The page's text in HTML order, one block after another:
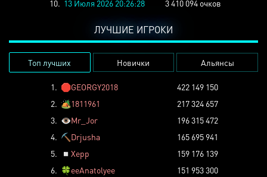
10. 13 Июля 2026 20:26:28 3 410 094 очков
ЛУЧШИЕ ИГРОКИ
Топ лучших Новички Альянсы
1. 🛑GEORGY2018
422 149 150
2. 🏕️1811961
217 324 657
3. 👁️Mr_Jor
196 315 472
4. ⛏️ Drjusha
165 695 941
5.
◽ Xepp
159 176 139
6. 🍀eeAnatolyee
151 953 300